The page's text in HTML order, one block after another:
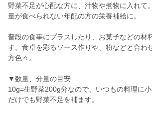
野菜不足が心配な方に、汁物や煮物に入れて。
量が食べられない年配の方の栄養補給に。
普段の食事にプラスしたり、お菓子などの材
す。食卓を彩るソース作りや、粉などと合わ
方色々。
▼数量、分量の目安
10g=生野菜200g分なので、いつもの料理に
だけでも野菜不足を補ます。